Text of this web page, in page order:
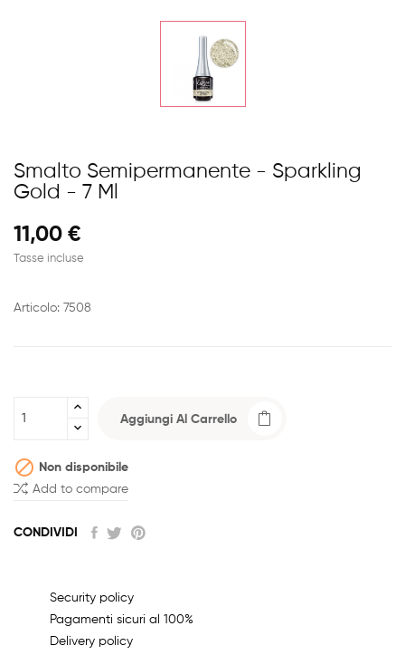
Smalto Semipermanente - Sparkling
Gold - 7 Ml
11,00 €
Tasse incluse
Articolo: 7508
Aggiungi Al Carrello
 Non disponibile
Add to compare
CONDIVIDI
Security policy
Pagamenti sicuri al 100%
Delivery policy